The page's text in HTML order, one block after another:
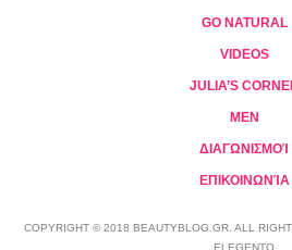
GO NATURAL
VIDEOS
JULIA’S
MEN
ΔΙΑΓΩΝΙΣΜΟΊ
ΕΠΙΚΟΙΝΩΝΊΑ
COPYRIGHT © 2018 BEAUTYBLOG.GR. ALL
ELEGENTO